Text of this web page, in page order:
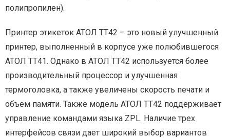
полипропилен).
Принтер этикеток АТОЛ ТТ42 – это новый улучшенный
принтер, выполненный в корпусе уже полюбившегося
АТОЛ ТТ41. Однако в АТОЛ ТТ42 используется более
производительный процессор и улучшенная
термоголовка, а также увеличены скорость печати и
объем памяти. Также модель АТОЛ ТТ42 поддерживает
управление командами языка ZPL. Наличие трех
интерфейсов связи дает широкий выбор вариантов